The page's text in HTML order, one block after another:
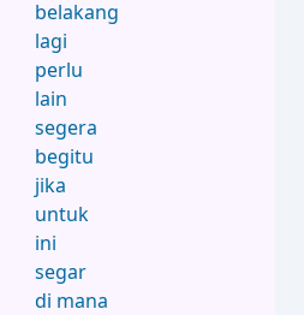
belakang
lagi
perlu
lain
segera
begitu
jika
untuk
ini
segar
di mana